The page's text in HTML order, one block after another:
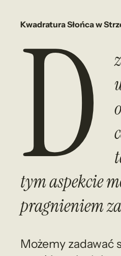
Kwadratura Słońca w
D
tym aspekcie
pragnieniem
Możemy zadawać